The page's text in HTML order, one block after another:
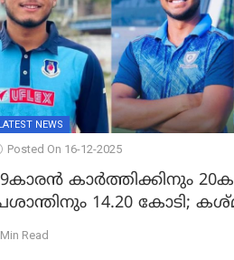
LATEST NEWS
Posted On 16-12-2025
കാർത്തിക്കിനും
14.20 കോടി;
കോടിക്ക് ഡൽഹിയിൽ;
Read